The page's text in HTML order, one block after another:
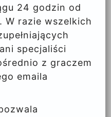
24 godzin od
W razie wszelkich
specjaliści
z graczem
emaila